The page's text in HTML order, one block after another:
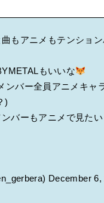
もアニメもテンショ
もいいな
ンバー全員アニメキャ
)
バーもアニメで見た
December 6,